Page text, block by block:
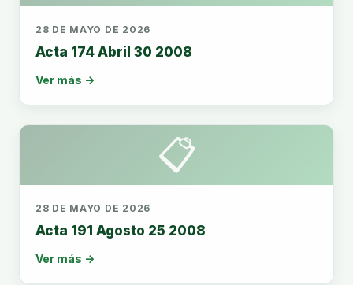
28 DE MAYO DE 2026
Acta 174 Abril 30 2008
Ver más →
📋
28 DE MAYO DE 2026
Acta 191 Agosto 25 2008
Ver más →